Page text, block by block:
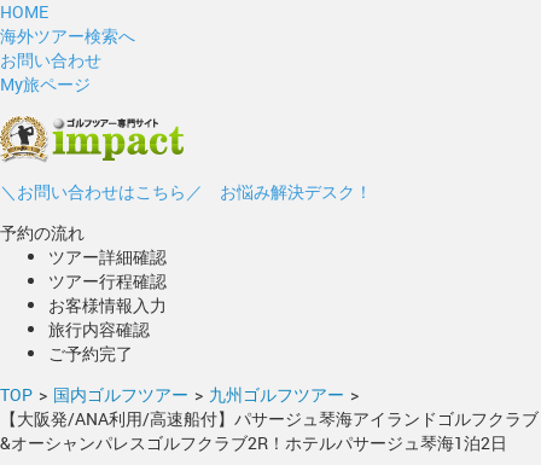
HOME
海外ツアー検索へ
お問い合わせ
My旅ページ
＼お問い合わせはこちら／ お悩み解決デスク！
予約の流れ
ツアー詳細確認
ツアー行程確認
お客様情報入力
旅行内容確認
ご予約完了
TOP > 国内ゴルフツアー > 九州ゴルフツアー >
【大阪発/ANA利用/高速船付】パサージュ琴海アイランドゴルフクラブ
&オーシャンパレスゴルフクラブ2R！ホテルパサージュ琴海1泊2日